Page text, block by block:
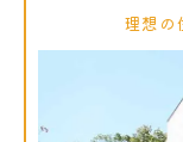
理想の